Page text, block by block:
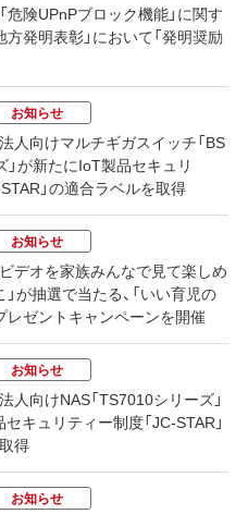
危険UPnPブロック機能」に関す
方発明表彰」において「発明奨励
お知らせ
人向けマルチギガスイッチ「BS
が新たにIoT製品セキュリ
」の適合ラベルを取得
お知らせ
デオを家族みんなで見て楽しめ
が抽選で当たる、「いい育児の
レゼントキャンペーンを開催
お知らせ
人向けNAS「TS7010シリーズ」
キュリティー制度「JC-STAR」
得
お知らせ